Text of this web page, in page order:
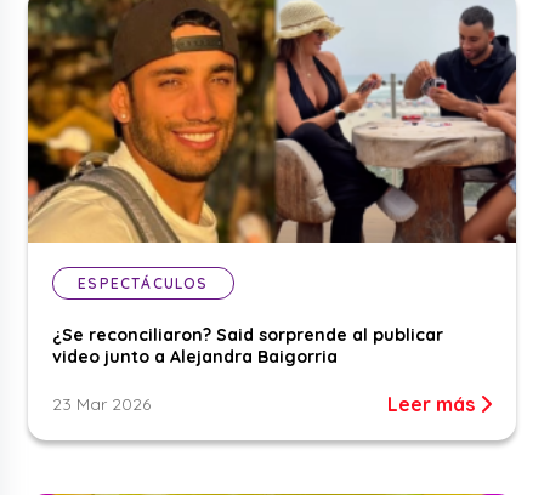
ESPECTÁCULOS
¿Se reconciliaron? Said sorprende al publicar
video junto a Alejandra Baigorria
23 Mar 2026 Leer más